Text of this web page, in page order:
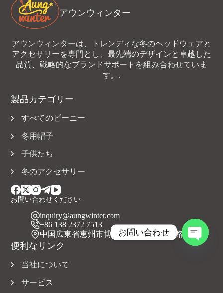
アウンウィンター
アウンウィンターは、トレンディな冬のヘッドウェアと
アクセサリーを専門とし、最先端のデザインと卓越した
品質、戦略的なブランドサポートを組み合わせていま
す。.
お問い合わせください
inquiry@aungwinter.com
+86 138 2372 7513
中国広東省恵州市博羅県元洲鎮上興五路
便利なリンク
当社について
サービス
製品カテゴリー
すべてのビーニー
冬用帽子
子供たち
冬のアクセサリー
お問い合わせ